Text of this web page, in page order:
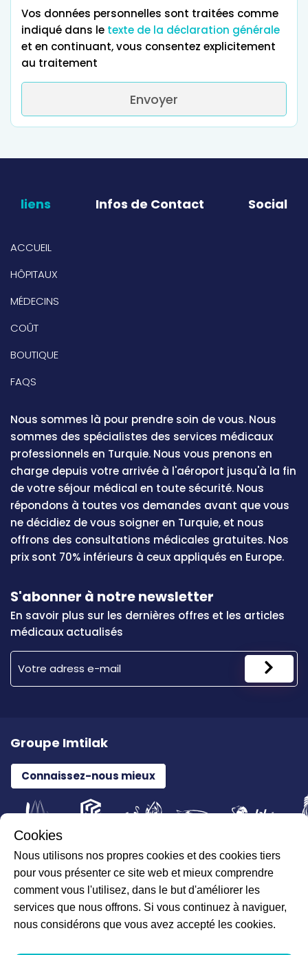
Vos données personnelles sont traitées comme
indiqué dans le texte de la déclaration générale
et en continuant, vous consentez explicitement
au traitement
Envoyer
liens Infos de Contact Social
ACCUEIL
HÔPITAUX
MÉDECINS
COÛT
BOUTIQUE
FAQS
Nous sommes là pour prendre soin de vous. Nous
sommes des spécialistes des services médicaux
professionnels en Turquie. Nous vous prenons en
charge depuis votre arrivée à l'aéroport jusqu'à la fin
de votre séjour médical en toute sécurité. Nous
répondons à toutes vos demandes avant que vous
ne décidiez de vous soigner en Turquie, et nous
offrons des consultations médicales gratuites. Nos
prix sont 70% inférieurs à ceux appliqués en Europe.
S'abonner à notre newsletter
En savoir plus sur les dernières offres et les articles
médicaux actualisés
Groupe Imtilak
Connaissez-nous mieux
Tous droits réservés pour ILAJAK Medical © 2026
Cookies
Nous utilisons nos propres cookies et des cookies tiers
pour vous présenter ce site web et mieux comprendre
comment vous l'utilisez, dans le but d'améliorer les
services que nous offrons. Si vous continuez à naviguer,
nous considérons que vous avez accepté les cookies.